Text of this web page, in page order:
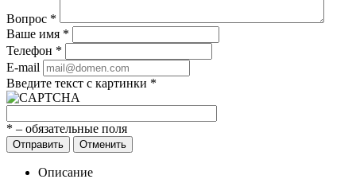
Вопрос *
Ваше имя *
Телефон *
E-mail
Введите текст с картинки *
* – обязательные поля
Отправить Отменить
Описание